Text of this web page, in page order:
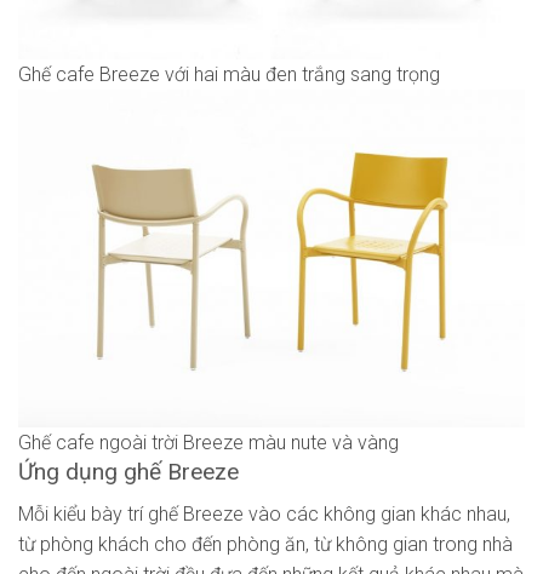
Ghế cafe Breeze với hai màu đen trắng sang trọng
Ghế cafe ngoài trời Breeze màu nute và vàng
Ứng dụng ghế Breeze
Mỗi kiểu bày trí ghế Breeze vào các không gian khác nhau,
từ phòng khách cho đến phòng ăn, từ không gian trong nhà